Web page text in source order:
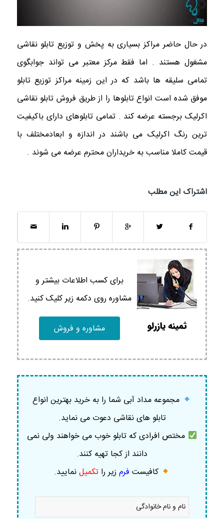
در حال حاضر مراکز بسیاری به پخش و توزیع تابلو نقاشی
مشغول هستند . اما فقط مرکز معتبر می تواند جوابگوی
تمامی سلیقه ها باشد که در این زمینه مراکز توزیع تابلو
موفق شده است انواع تابلوها را از طریق فروش تابلو نقاشی
اکرلیک برجسته عرضه کند . تمامی تابلوهای دارای باکیفیت
ترین رنگ اکرلیک می باشند در اندازه و ابعادمختلف با
قیمت کاملا مناسب به خریداران محترم عرضه می شوند .
اشتراک این مطلب
برای کسب اطلاعات بیشتر و
مشاوره روی دکمه زیر کلیک کنید.
مشاوره و فروش
مجموعه مداد آبی شما را به خرید بهترین انواع
تابلو های نقاشی دعوت می نماید.
مختص افرادی که تابلو خوب می خواهند ولی نمی
دانند از کجا تهیه کنند.
کافیست فرم زیر را تکمیلنمایید.
نام